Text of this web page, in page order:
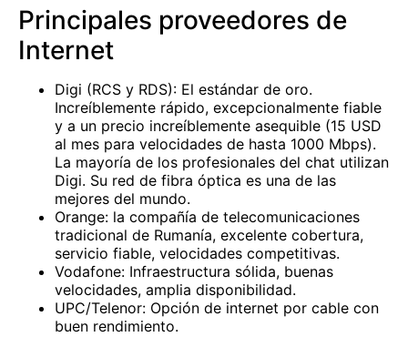
Principales proveedores de
Internet
Digi (RCS y RDS): El estándar de oro.
Increíblemente rápido, excepcionalmente fiable
y a un precio increíblemente asequible (15 USD
al mes para velocidades de hasta 1000 Mbps).
La mayoría de los profesionales del chat utilizan
Digi. Su red de fibra óptica es una de las
mejores del mundo.
Orange: la compañía de telecomunicaciones
tradicional de Rumanía, excelente cobertura,
servicio fiable, velocidades competitivas.
Vodafone: Infraestructura sólida, buenas
velocidades, amplia disponibilidad.
UPC/Telenor: Opción de internet por cable con
buen rendimiento.